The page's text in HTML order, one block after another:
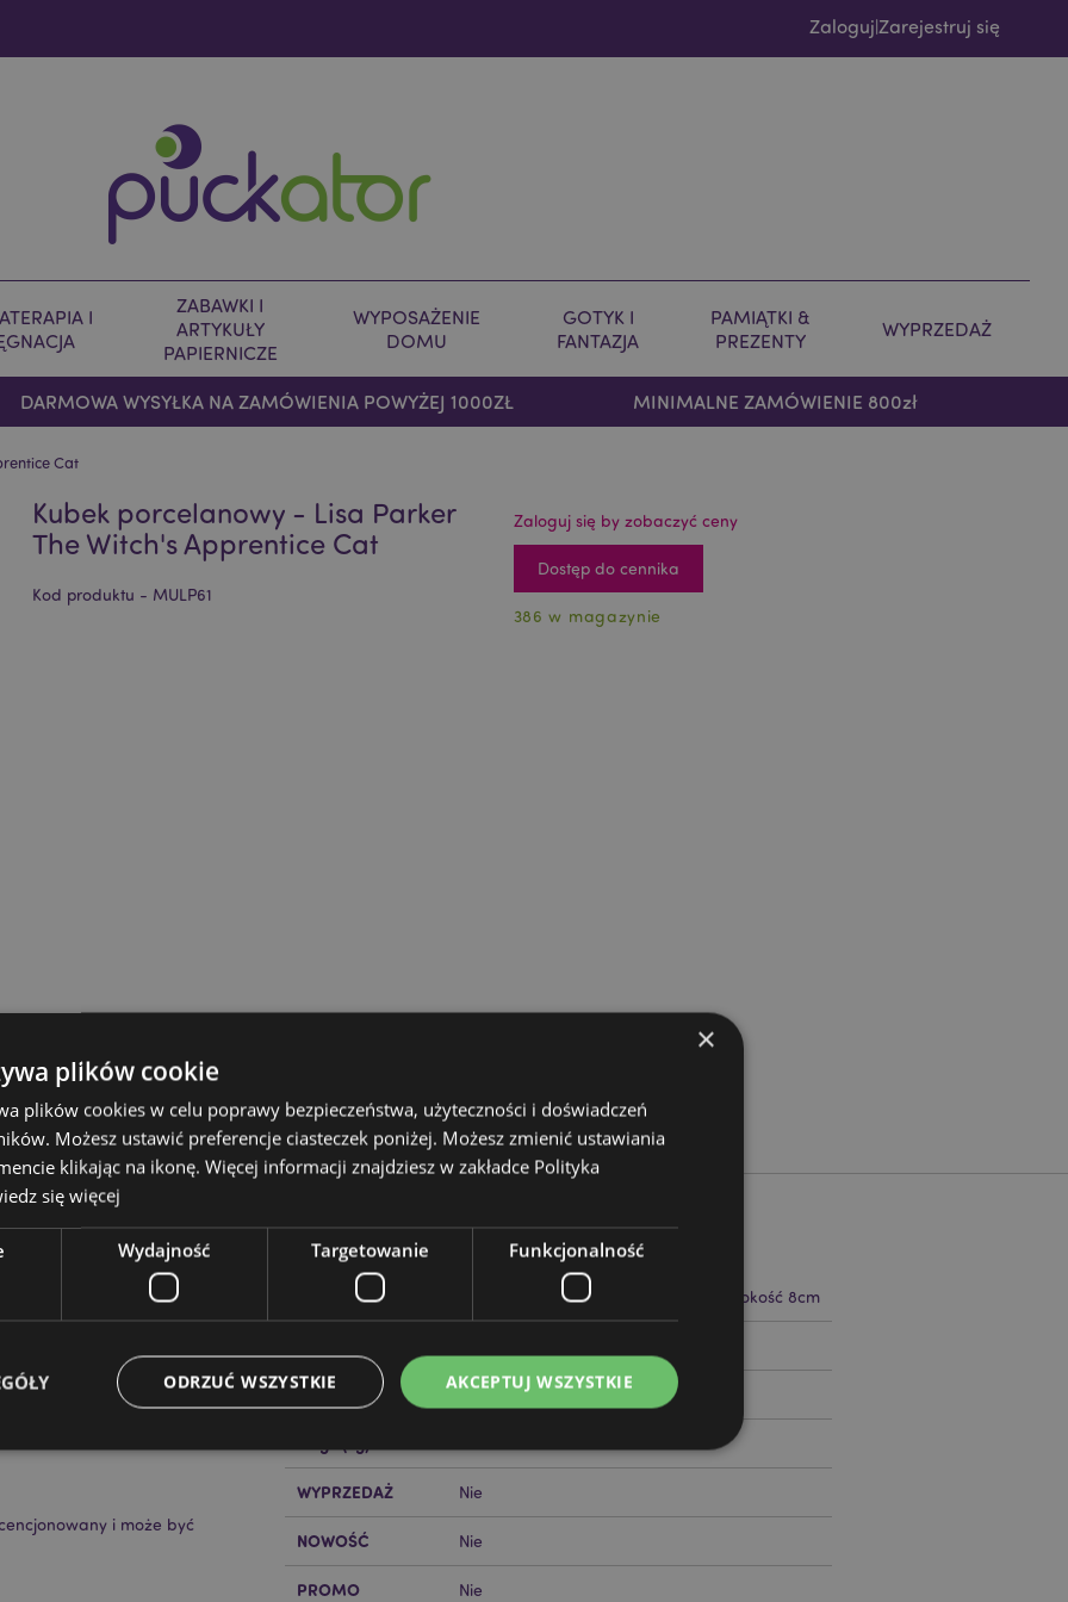
Zaloguj|Zarejestruj się
I
ZABAWKI I
ARTYKUŁY
PAPIERNICZE
WYPOSAŻENIE
DOMU
GOTYK I
FANTAZJA
PAMIĄTKI &
PREZENTY
WYPRZEDAŻ
DARMOWA WYSYŁKA NA ZAMÓWIENIA POWYŻEJ 1000ZŁ MINIMALNE ZAMÓWIENIE 800zł
Cat
Kubek porcelanowy - Lisa Parker
The Witch's Apprentice Cat
Kod produktu - MULP61
Zaloguj się by zobaczyć ceny
Dostęp do cennika
386 w magazynie
Cat
i może być
Cechy produktu
informacji
Wymiary Wysokość 10cm Szerokość 12cm Głębokość 8cm
Ilość w kartonie 36
WYPRZEDAŻ Nie
NOWOŚĆ Nie
PROMO Nie
×
plików cookie
plików cookies w celu poprawy bezpieczeństwa, użyteczności i doświadczeń
Możesz ustawić preferencje ciasteczek poniżej. Możesz zmienić ustawiania
klikając na ikonę. Więcej informacji znajdziesz w zakładce Polityka
się więcej
Wydajność Targetowanie Funkcjonalność
AKCEPTUJ WSZYSTKIE
ODRZUĆ WSZYSTKIE
Targetowanie Funkcjonalność
pozwalają na sprawne funkcjonowanie strony. Należą do nich loginy klientów i zarządzanie kontami.
przechowywania